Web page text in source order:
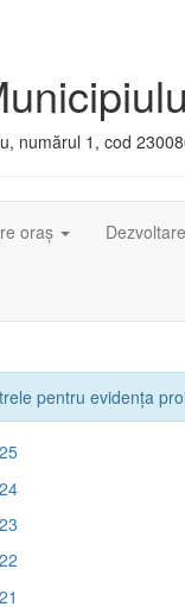
numărul 1, cod
oraș
pentru evidența